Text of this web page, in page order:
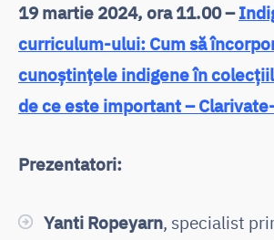
19 martie 2024, ora 11.00 –
curriculum-ului: Cum să
cunoștințele indigene în
de ce este important –
Prezentatori:
Yanti Ropeyarn, specialist